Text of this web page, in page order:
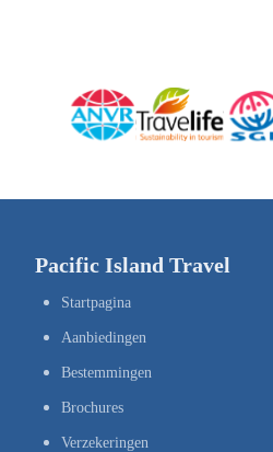
Pacific Island Travel
Startpagina
Aanbiedingen
Bestemmingen
Brochures
Verzekeringen